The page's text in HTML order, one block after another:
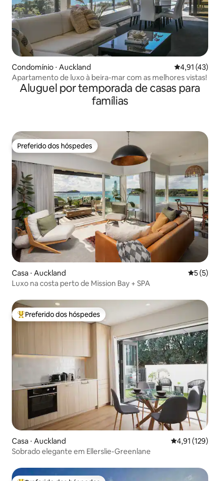
Condomínio ⋅ Auckland 4,91 de uma
4,91 (43)
Apartamento de luxo à beira-mar com as melhores vistas!
Aluguel por temporada de casas para
famílias
Preferido dos hóspedes
Preferido dos hóspedes
Casa ⋅ Auckland 5 de
5 (5)
Luxo na costa perto de Mission Bay + SPA
Entre os melhores preferidos dos hóspedes
Preferido dos hóspedes
Casa ⋅ Auckland 4,91 de uma
4,91 (129)
Sobrado elegante em Ellerslie-Greenlane